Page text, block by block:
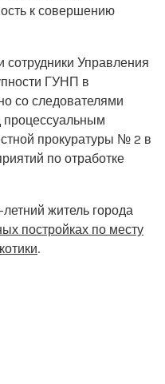
к совершению
Управления
ГУНП в
со следователями
процессуальным
прокуратуры № 2 в
по отработке
летний житель города
постройках по месту
.